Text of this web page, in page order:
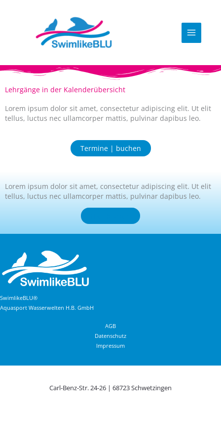
Lehrgänge in der Kalenderübersicht
Lorem ipsum dolor sit amet, consectetur adipiscing elit. Ut elit
tellus, luctus nec ullamcorper mattis, pulvinar dapibus leo.
Termine | buchen
Lorem ipsum dolor sit amet, consectetur adipiscing elit. Ut elit
tellus, luctus nec ullamcorper mattis, pulvinar dapibus leo.
SwimlikeBLU®
Aquasport Wasserwelten H.B. GmbH
AGB
Datenschutz
Impressum
Carl-Benz-Str. 24-26 | 68723 Schwetzingen